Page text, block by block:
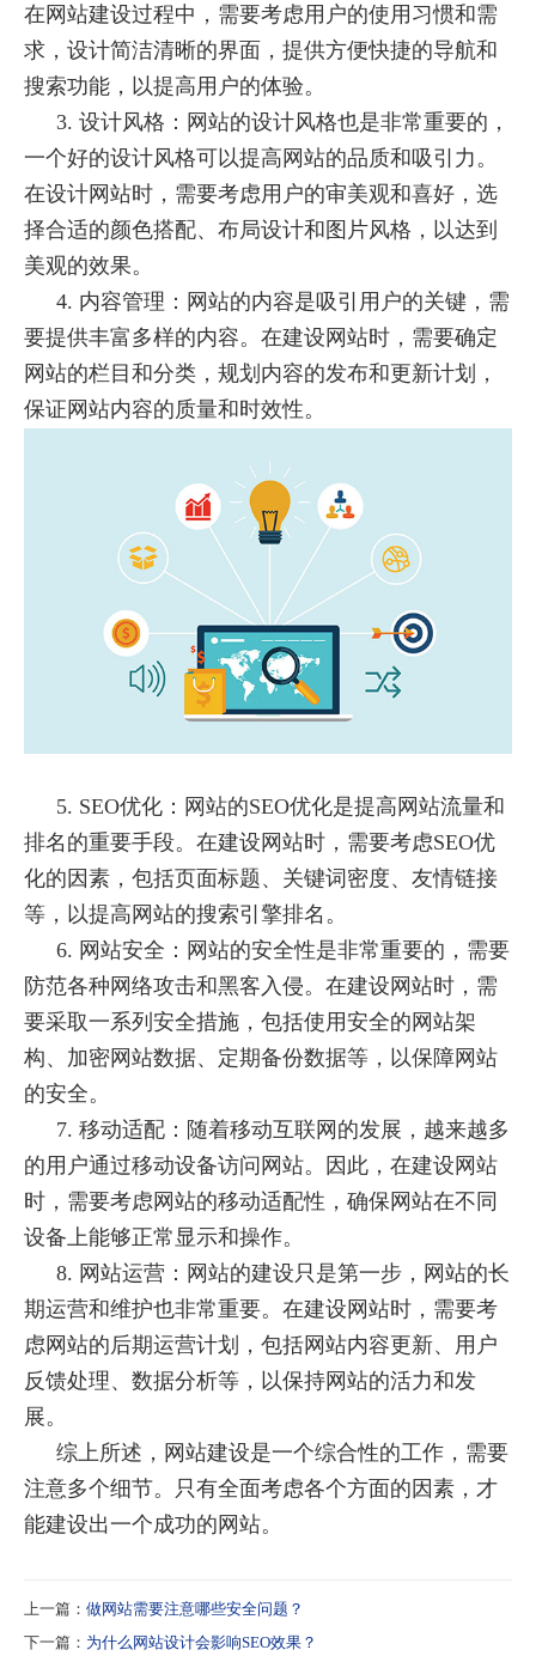
在网站建设过程中，需要考虑用户的使用习惯和需
求，设计简洁清晰的界面，提供方便快捷的导航和
搜索功能，以提高用户的体验。
3. 设计风格：网站的设计风格也是非常重要的，
一个好的设计风格可以提高网站的品质和吸引力。
在设计网站时，需要考虑用户的审美观和喜好，选
择合适的颜色搭配、布局设计和图片风格，以达到
美观的效果。
4. 内容管理：网站的内容是吸引用户的关键，需
要提供丰富多样的内容。在建设网站时，需要确定
网站的栏目和分类，规划内容的发布和更新计划，
保证网站内容的质量和时效性。
5. SEO优化：网站的SEO优化是提高网站流量和
排名的重要手段。在建设网站时，需要考虑SEO优
化的因素，包括页面标题、关键词密度、友情链接
等，以提高网站的搜索引擎排名。
6. 网站安全：网站的安全性是非常重要的，需要
防范各种网络攻击和黑客入侵。在建设网站时，需
要采取一系列安全措施，包括使用安全的网站架
构、加密网站数据、定期备份数据等，以保障网站
的安全。
7. 移动适配：随着移动互联网的发展，越来越多
的用户通过移动设备访问网站。因此，在建设网站
时，需要考虑网站的移动适配性，确保网站在不同
设备上能够正常显示和操作。
8. 网站运营：网站的建设只是第一步，网站的长
期运营和维护也非常重要。在建设网站时，需要考
虑网站的后期运营计划，包括网站内容更新、用户
反馈处理、数据分析等，以保持网站的活力和发
展。
综上所述，网站建设是一个综合性的工作，需要
注意多个细节。只有全面考虑各个方面的因素，才
能建设出一个成功的网站。
上一篇： 做网站需要注意哪些安全问题？
下一篇： 为什么网站设计会影响SEO效果？